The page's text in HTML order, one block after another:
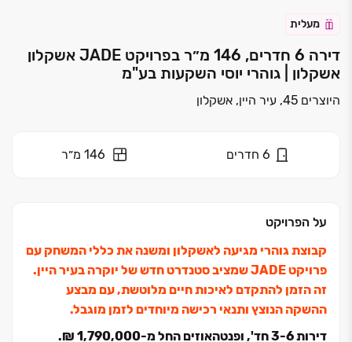
מעלית
דירה 6 חדרים, 146 מ״ר בפרויקט JADE אשקלון
אשקלון | גוהרי יוסי השקעות בע"מ
היוצרים 45, עיר היין, אשקלון
6 חדרים 146 מ״ר
על הפרויקט
קבוצת גוהרי מגיעה לאשקלון ומשנה את כללי המשחק עם
פרויקט JADE שמציב סטנדרט חדש של יוקרה בעיר היין.
זה הזמן להתקדם לאיכות חיים מלוטשת, עם מבצע
ההשקה הנוצץ ותנאי רכישה מיוחדים לזמן מוגבל.
דירות ‏3-6 חד', ופנטהאוזים החל מ‏-1,790,000 ‏₪.